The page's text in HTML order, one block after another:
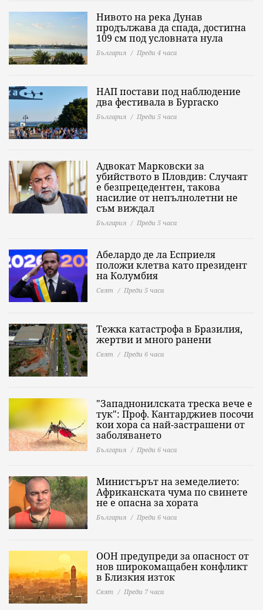
Нивото на река Дунав
продължава да спада, достигна
109 см под условната нула
България Преди 4 часа
НАП постави под наблюдение
два фестивала в Бургаско
България Преди 5 часа
Адвокат Марковски за
убийството в Пловдив: Случаят
е безпрецедентен, такова
насилие от непълнолетни не
съм виждал
България Преди 5 часа
Абелардо де ла Есприеля
положи клетва като президент
на Колумбия
Свят Преди 5 часа
Тежка катастрофа в Бразилия,
жертви и много ранени
Свят Преди 6 часа
"Западнонилската треска вече е
тук": Проф. Кантарджиев посочи
кои хора са най-застрашени от
заболяването
България Преди 6 часа
Министърът на земеделието:
Африканската чума по свинете
не е опасна за хората
България Преди 6 часа
ООН предупреди за опасност от
нов широкомащабен конфликт
в Близкия изток
Свят Преди 7 часа